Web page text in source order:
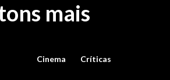
mais
Cinema Críticas